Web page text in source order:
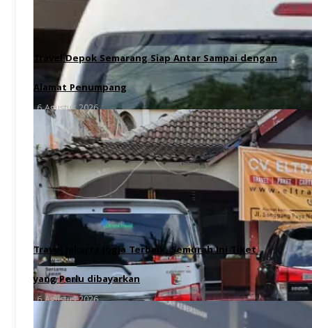
Travel Depok Semarang Siap Antar Sampai dengan
Alamat Penumpang
6 Agustus 2026
Travel Jakarta Jogja Terbaik, Semurah Ini Tiket
yang Perlu dibayarkan
6 Agustus 2026